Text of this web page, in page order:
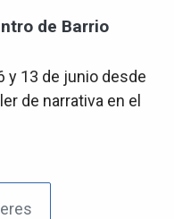
de Barrio
y 13 de junio desde
de narrativa en el